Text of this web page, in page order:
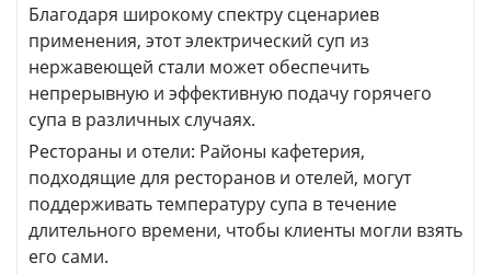
Благодаря широкому спектру сценариев
применения, этот электрический суп из
нержавеющей стали может обеспечить
непрерывную и эффективную подачу горячего
супа в различных случаях.
Рестораны и отели: Районы кафетерия,
подходящие для ресторанов и отелей, могут
поддерживать температуру супа в течение
длительного времени, чтобы клиенты могли взять
его сами.